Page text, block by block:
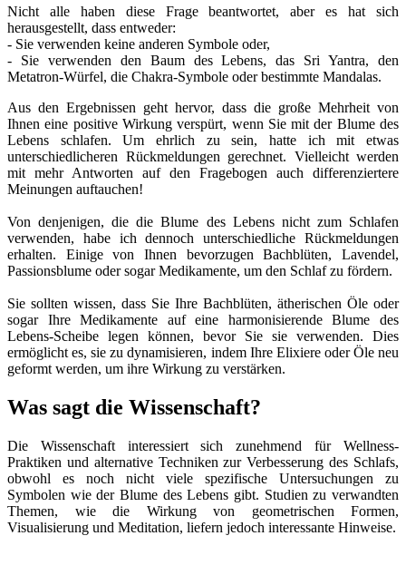
Nicht alle haben diese Frage beantwortet, aber es hat sich
herausgestellt, dass entweder:
- Sie verwenden keine anderen Symbole oder,
- Sie verwenden den Baum des Lebens, das Sri Yantra, den
Metatron-Würfel, die Chakra-Symbole oder bestimmte Mandalas.
Aus den Ergebnissen geht hervor, dass die große Mehrheit von
Ihnen eine positive Wirkung verspürt, wenn Sie mit der Blume des
Lebens schlafen. Um ehrlich zu sein, hatte ich mit etwas
unterschiedlicheren Rückmeldungen gerechnet. Vielleicht werden
mit mehr Antworten auf den Fragebogen auch differenziertere
Meinungen auftauchen!
Von denjenigen, die die Blume des Lebens nicht zum Schlafen
verwenden, habe ich dennoch unterschiedliche Rückmeldungen
erhalten. Einige von Ihnen bevorzugen Bachblüten, Lavendel,
Passionsblume oder sogar Medikamente, um den Schlaf zu fördern.
Sie sollten wissen, dass Sie Ihre Bachblüten, ätherischen Öle oder
sogar Ihre Medikamente auf eine harmonisierende Blume des
Lebens-Scheibe legen können, bevor Sie sie verwenden. Dies
ermöglicht es, sie zu dynamisieren, indem Ihre Elixiere oder Öle neu
geformt werden, um ihre Wirkung zu verstärken.
Was sagt die Wissenschaft?
Die Wissenschaft interessiert sich zunehmend für Wellness-
Praktiken und alternative Techniken zur Verbesserung des Schlafs,
obwohl es noch nicht viele spezifische Untersuchungen zu
Symbolen wie der Blume des Lebens gibt. Studien zu verwandten
Themen, wie die Wirkung von geometrischen Formen,
Visualisierung und Meditation, liefern jedoch interessante Hinweise.